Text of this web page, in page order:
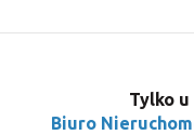
Tylko u
Biuro